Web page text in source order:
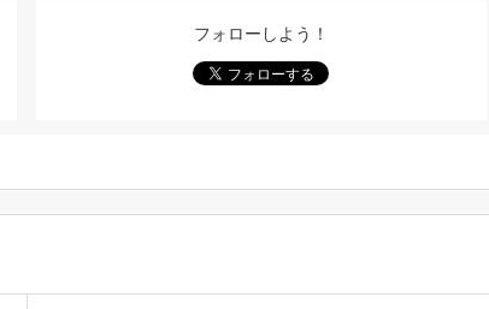
フォローしよう！